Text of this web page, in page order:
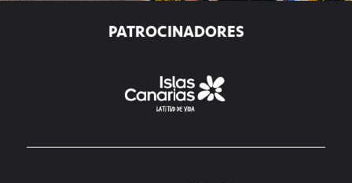
PATROCINADORES